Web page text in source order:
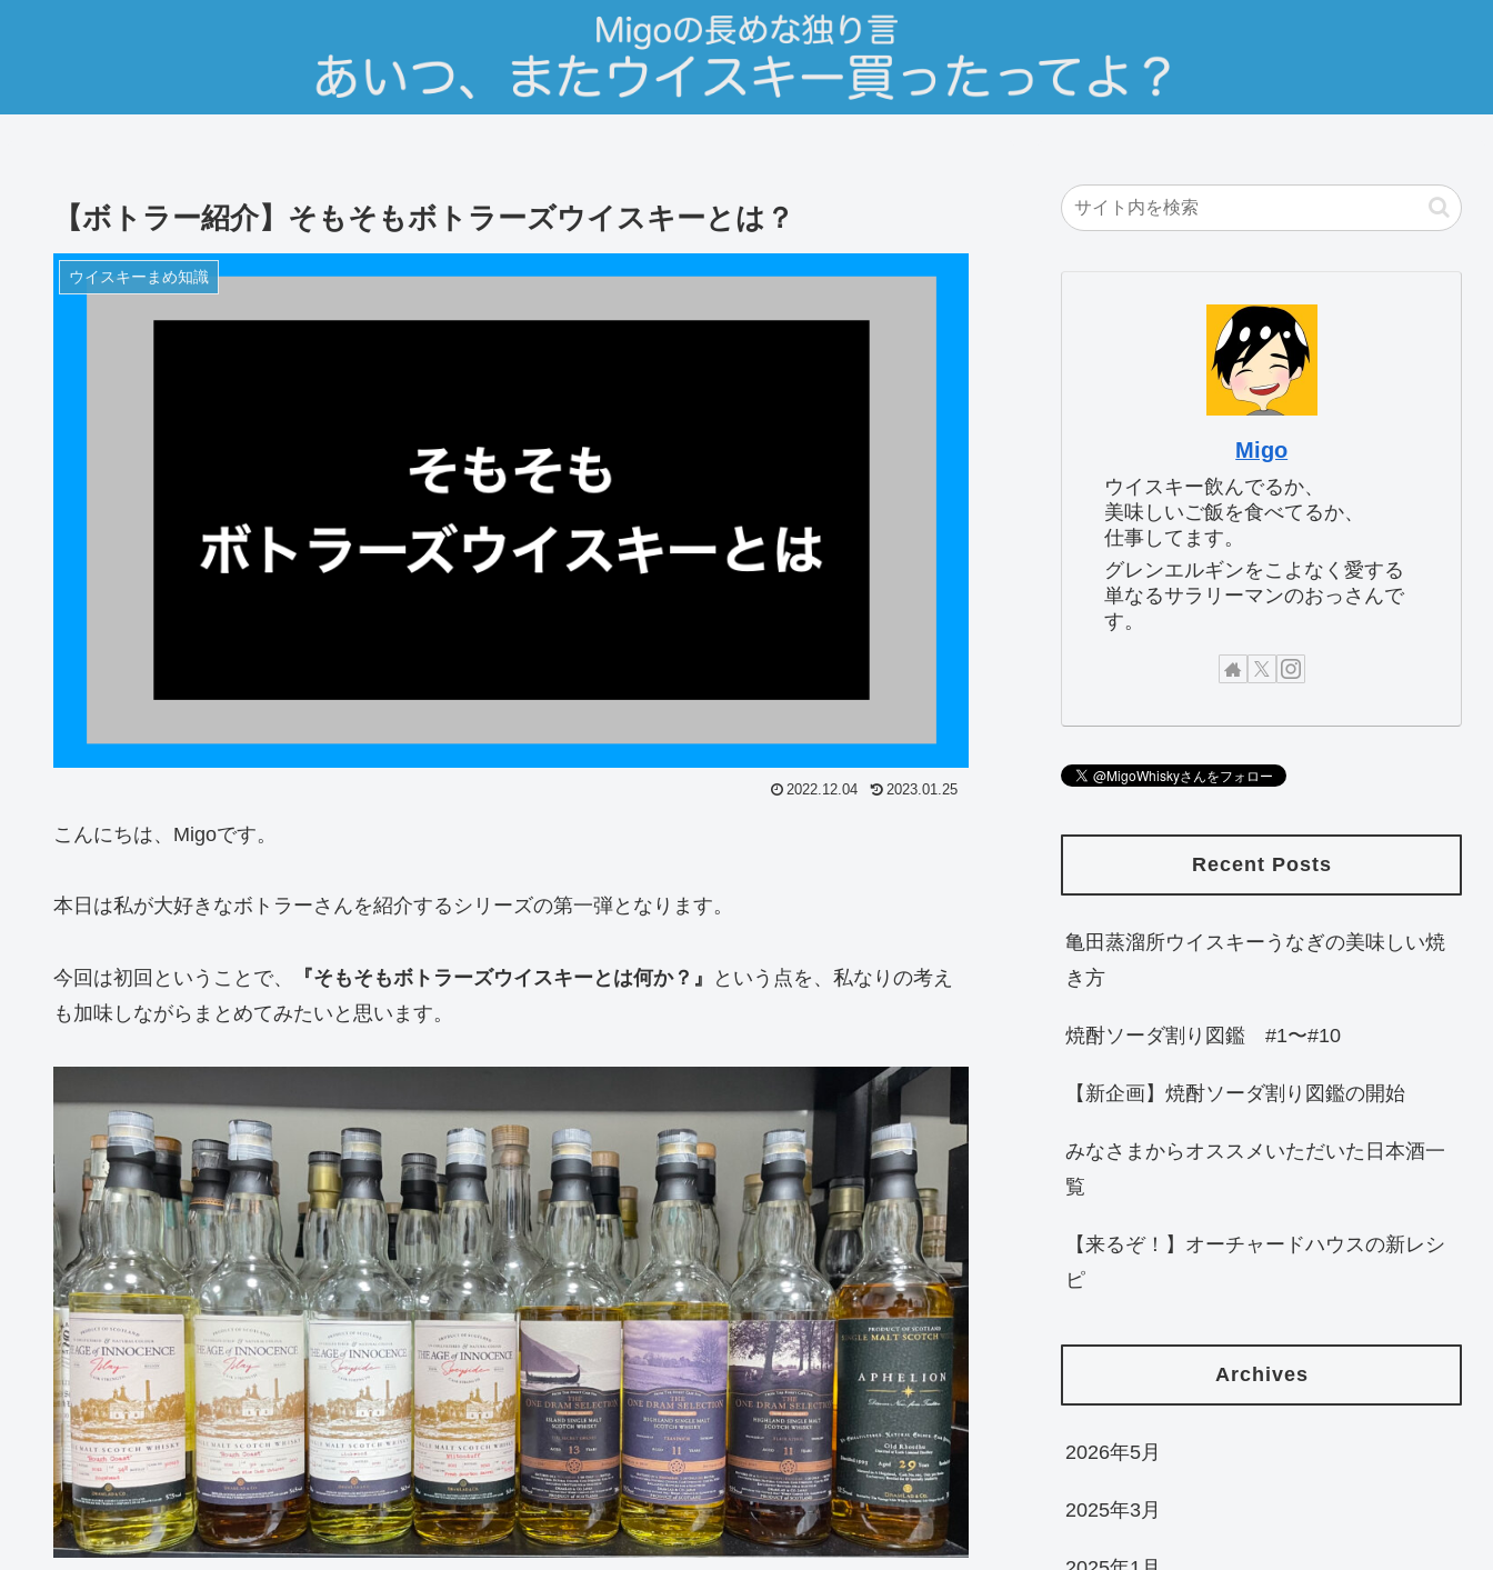
【ボトラー紹介】そもそもボトラーズウイスキーとは？
ウイスキーまめ知識
2022.12.04 2023.01.25
こんにちは、Migoです。
本日は私が大好きなボトラーさんを紹介するシリーズの第一弾となります。
今回は初回ということで、 『そもそもボトラーズウイスキーとは何か？』
という点を、私なりの考え
も加味しながらまとめてみたいと思います。
Migo
ウイスキー飲んでるか、
美味しいご飯を食べてるか、
仕事してます。
グレンエルギンをこよなく愛する
単なるサラリーマンのおっさんで
す。
Recent Posts
亀田蒸溜所ウイスキーうなぎの美味しい焼
き方
焼酎ソーダ割り図鑑 #1〜#10
【新企画】焼酎ソーダ割り図鑑の開始
みなさまからオススメいただいた日本酒一
覧
【来るぞ！】オーチャードハウスの新レシ
ピ
Archives
2026年5月
2025年3月